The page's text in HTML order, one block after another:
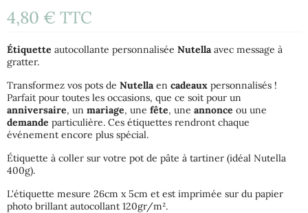
(26 avis)
4,80 € TTC
Étiquette autocollante personnalisée Nutellaavec message à
gratter.
Transformez vos pots de Nutellaen cadeaux personnalisés !
Parfait pour toutes les occasions, que ce soit pour un
anniversaire, un mariage, une fête, une annonce ou une
demande particulière. Ces étiquettes rendront chaque
événement encore plus spécial.
Étiquette à coller sur votre pot de pâte à tartiner (idéal Nutella
400g).
L'étiquette mesure 26cm x 5cm et est imprimée sur du papier
photo brillant autocollant 120gr/m².